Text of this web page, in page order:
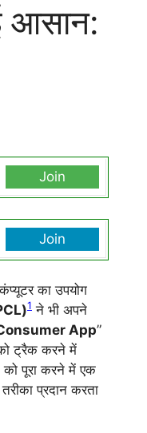
आसान:
Join
Join
का उपयोग
1 ने भी अपने
App”
ट्रैक करने में
को पूरा करने में एक
प्रदान करता